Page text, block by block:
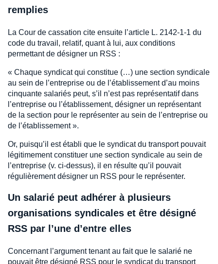
remplies
La Cour de cassation cite ensuite l’article L. 2142-1-1 du
code du travail, relatif, quant à lui, aux conditions
permettant de désigner un RSS :
« Chaque syndicat qui constitue (…) une section syndicale
au sein de l’entreprise ou de l’établissement d’au moins
cinquante salariés peut, s’il n’est pas représentatif dans
l’entreprise ou l’établissement, désigner un représentant
de la section pour le représenter au sein de l’entreprise ou
de l’établissement ».
Or, puisqu’il est établi que le syndicat du transport pouvait
légitimement constituer une section syndicale au sein de
l’entreprise (v. ci-dessus), il en résulte qu’il pouvait
régulièrement désigner un RSS pour le représenter.
Un salarié peut adhérer à plusieurs
organisations syndicales et être désigné
RSS par l’une d’entre elles
Concernant l’argument tenant au fait que le salarié ne
pouvait être désigné RSS pour le syndicat du transport